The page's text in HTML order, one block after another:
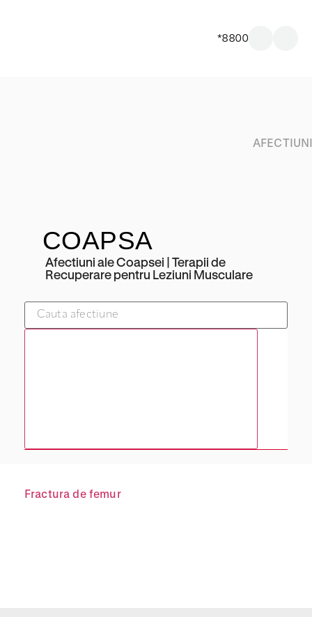
*8800
COAPSA
Afectiuni ale Coapsei | Terapii de
Recuperare pentru Leziuni Musculare
Fractura de femur